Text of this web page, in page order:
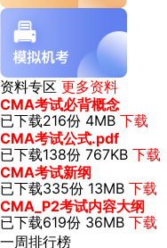
资料专区 更多资料
CMA考试必背概念
已下载216份 4MB 下载
CMA考试公式.pdf
已下载138份 767KB 下载
CMA考试新纲
已下载335份 13MB 下载
CMA_P2考试内容大纲
已下载619份 36MB 下载
一周排行榜